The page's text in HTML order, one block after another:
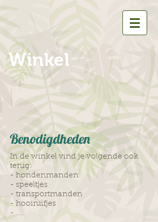
Winkel
Benodigdheden
In de winkel vind je volgende ook
terug:
- hondenmanden
- speeltjes
- transportmanden
- hooiruifjes
- ....